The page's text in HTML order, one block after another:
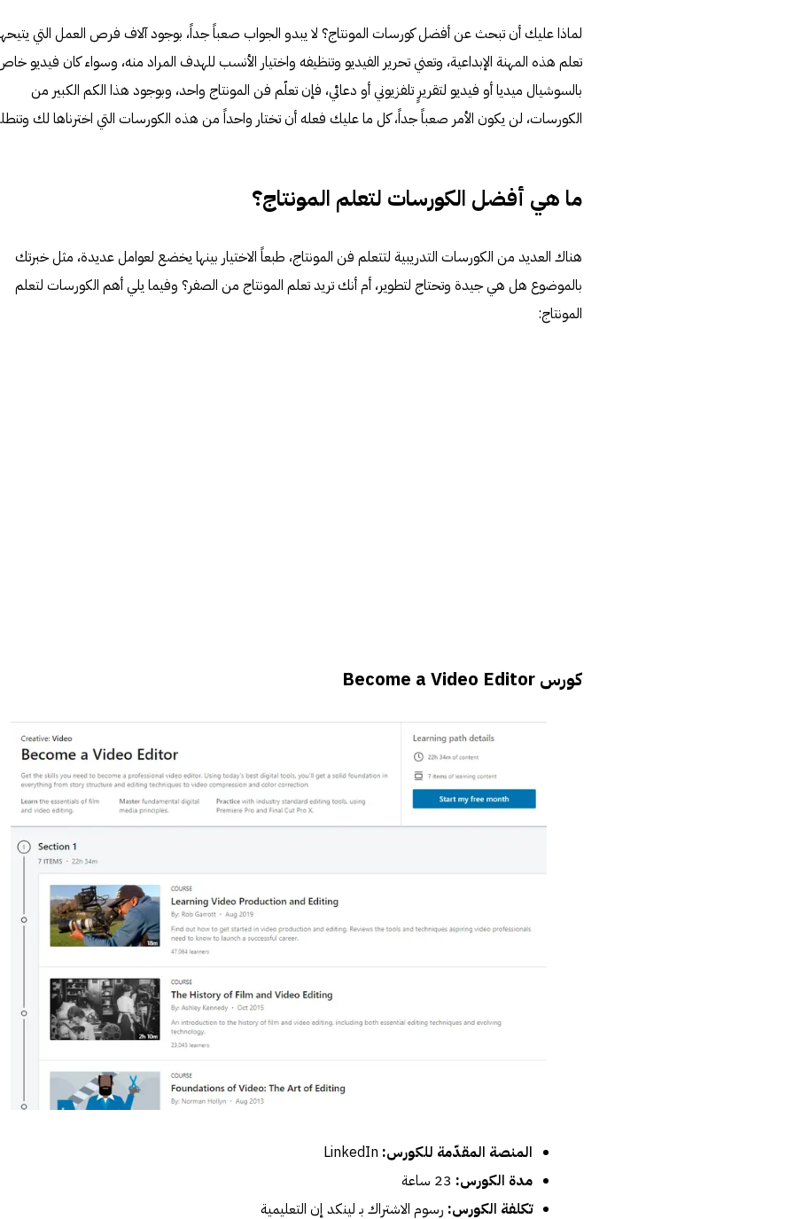
لماذا عليك أن تبحث عن أفضل كورسات المونتاج؟ لا يبدو الجواب صعباً جداً، بوجود آلاف فرص العمل التي
تعلم هذه المهنة الإبداعية، وتعني تحرير الفيديو وتنظيفه واختيار الأنسب للهدف المراد منه، وسواء كان فيديو
بالسوشيال ميديا أو فيديو لتقريرٍ تلفزيوني أو دعائي، فإن تعلّم فن المونتاج واحد، وبوجود هذا الكم الكبير من
الكورسات، لن يكون الأمر صعباً جداً، كل ما عليك فعله أن تختار واحداً من هذه الكورسات التي اخترناها لك
ما هي أفضل الكورسات لتعلم المونتاج؟
هناك العديد من الكورسات التدريبية لتتعلم فن المونتاج، طبعاً الاختيار بينها يخضع لعوامل عديدة، مثل خبرتك
بالموضوع هل هي جيدة وتحتاج لتطوير، أم أنك تريد تعلم المونتاج من الصفر؟ وفيما يلي أهم الكورسات لتعلم
المونتاج:
كورس Become a Video Editor
المنصة المقدّمة للكورس: LinkedIn
مدة الكورس: 23 ساعة
تكلفة الكورس: رسوم الاشتراك بـ لينكد إن التعليمية